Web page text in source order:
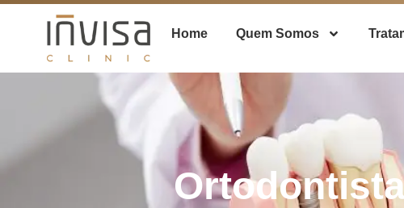
Home Quem Somos